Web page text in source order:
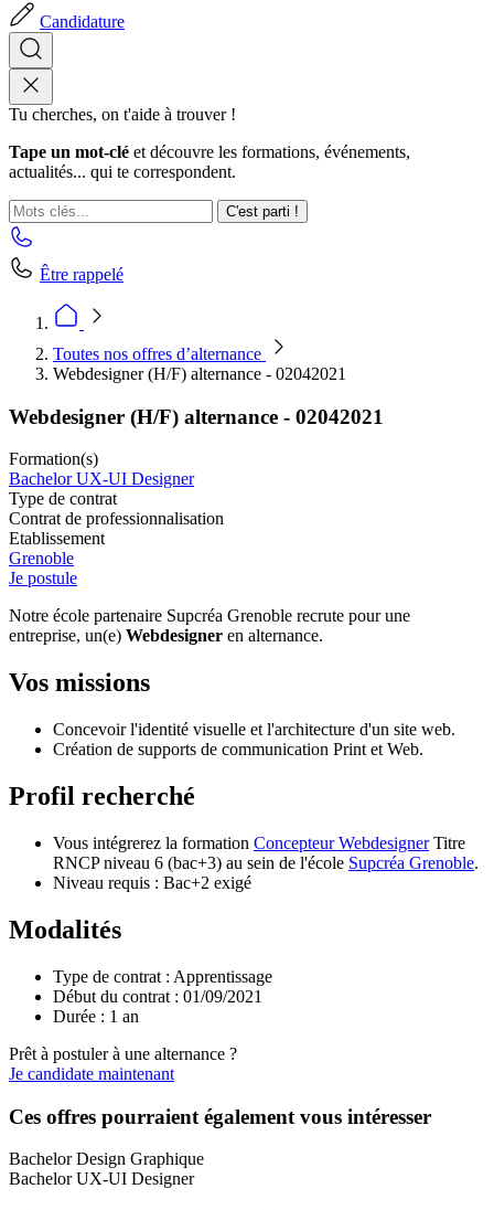
Candidature
Tu cherches, on t'aide à trouver !
Tape un mot-clé et découvre les formations, événements,
actualités... qui te correspondent.
C'est parti !
Être rappelé
Toutes nos offres d’alternance
Webdesigner (H/F) alternance - 02042021
Webdesigner (H/F) alternance - 02042021
Formation(s)
Bachelor UX-UI Designer
Type de contrat
Contrat de professionnalisation
Etablissement
Grenoble
Je postule
Notre école partenaire Supcréa Grenoble recrute pour une
entreprise, un(e) Webdesigner en alternance.
Vos missions
Concevoir l'identité visuelle et l'architecture d'un site web.
Création de supports de communication Print et Web.
Profil recherché
Vous intégrerez la formation Concepteur WebdesignerTitre
RNCP niveau 6 (bac+3) au sein de l'école Supcréa Grenoble.
Niveau requis : Bac+2 exigé
Modalités
Type de contrat : Apprentissage
Début du contrat : 01/09/2021
Durée : 1 an
Prêt à postuler à une alternance ?
Je candidate maintenant
Ces offres pourraient également vous intéresser
Bachelor Design Graphique
Bachelor UX-UI Designer